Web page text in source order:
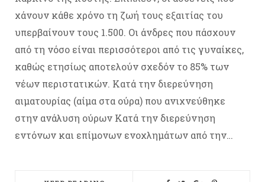
χάνουν κάθε χρόνο τη ζωή τους εξαιτίας του
υπερβαίνουν τους 1.500. Οι άνδρες που πάσχουν
από τη νόσο είναι περισσότεροι από τις γυναίκες,
καθώς ετησίως αποτελούν σχεδόν το 85% των
νέων περιστατικών. Κατά την διερεύνηση
αιματουρίας (αίμα στα ούρα) που ανιχνεύθηκε
στην ανάλυση ούρων Κατά την διερεύνηση
εντόνων και επίμονων ενοχλημάτων από την…